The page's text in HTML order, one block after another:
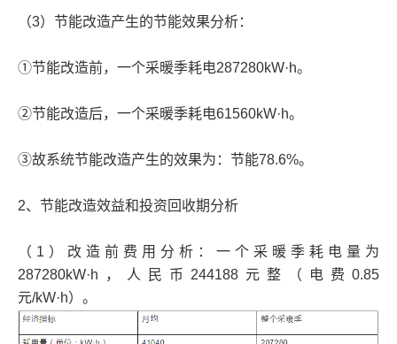
（3）节能改造产生的节能效果分析：
①节能改造前，一个采暖季耗电287280kW·h。
②节能改造后，一个采暖季耗电61560kW·h。
③故系统节能改造产生的效果为：节能78.6%。
2、节能改造效益和投资回收期分析
（1）改造前费用分析：一个采暖季耗电量为
287280kW·h，人民币244188元整（电费0.85
元/kW·h）。